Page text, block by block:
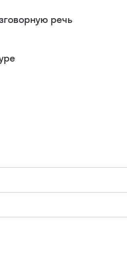
речь